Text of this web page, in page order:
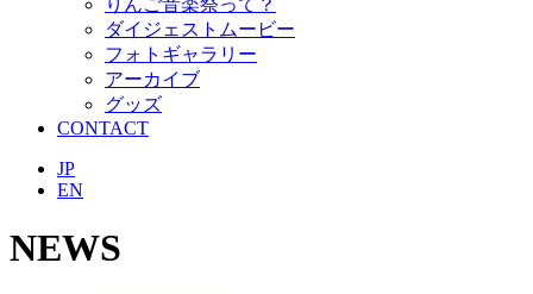
ダイジェストムービー
フォトギャラリー
アーカイブ
グッズ
CONTACT
JP
EN
NEWS